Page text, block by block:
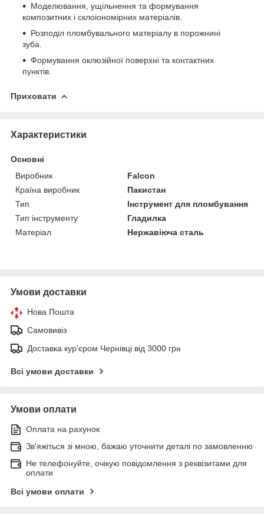
Моделювання, ущільнення та формування
композитних і склоіономірних матеріалів.
Розподіл пломбувального матеріалу в порожнині
зуба.
Формування оклюзійної поверхні та контактних
пунктів.
Приховати
Характеристики
Основні
Виробник
Falcon
Країна виробник
Пакистан
Тип
Інструмент для пломбування
Тип інструменту
Гладилка
Матеріал
Нержавіюча сталь
Умови доставки
Нова Пошта
Самовивіз
Доставка кур'єром Чернівці від 3000 грн
Всі умови доставки
Умови оплати
Оплата на рахунок
Зв'яжіться зі мною, бажаю уточнити деталі по замовленню
Не телефонуйте, очікую повідомлення з реквізитами для
оплати
Всі умови оплати